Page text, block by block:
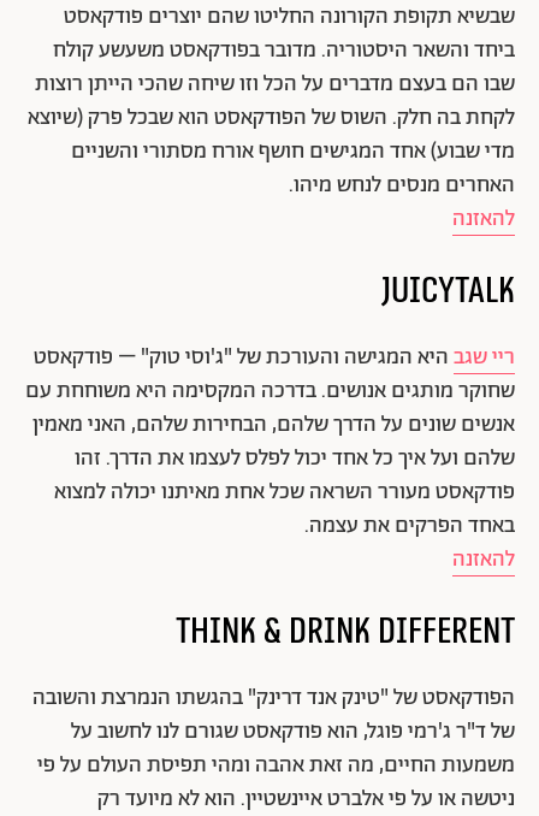
שבשיא תקופת הקורונה החליטו שהם יוצרים פודקאסט
ביחד והשאר היסטוריה. מדובר בפודקאסט משעשע קולח
שבו הם בעצם מדברים על הכל וזו שיחה שהכי הייתן רוצות
לקחת בה חלק. השוס של הפודקאסט הוא שבכל פרק (שיוצא
מדי שבוע) אחד המגישים חושף אורח מסתורי והשניים
האחרים מנסים לנחש מיהו.
להאזנה
JuicyTalk
ריי שגבהיא המגישה והעורכת של "ג'וסי טוק" – פודקאסט
שחוקר מותגים אנושים. בדרכה המקסימה היא משוחחת עם
אנשים שונים על הדרך שלהם, הבחירות שלהם, האני מאמין
שלהם ועל איך כל אחד יכול לפלס לעצמו את הדרך. זהו
פודקאסט מעורר השראה שכל אחת מאיתנו יכולה למצוא
באחד הפרקים את עצמה.
להאזנה
Think & Drink Different
הפודקאסט של "טינק אנד דרינק" בהגשתו הנמרצת והשובה
של ד"ר ג'רמי פוגל, הוא פודקאסט שגורם לנו לחשוב על
משמעות החיים, מה זאת אהבה ומהי תפיסת העולם על פי
ניטשה או על פי אלברט איינשטיין. הוא לא מיועד רק